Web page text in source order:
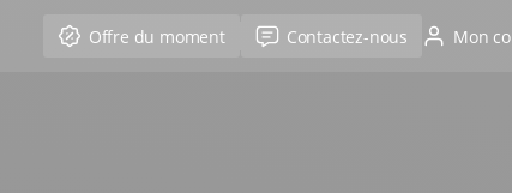
Offre du moment Contactez-nous Mon